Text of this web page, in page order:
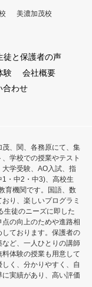
美濃加茂校
徒と保護者の声
験
会社概要
合わせ
、関、各務原にて、集
学校での授業やテスト
学受験、AO入試、指
・中2・中3)、高校生
育機関です。国語、数
り、楽しいプログラミ
生徒のニーズに即した
の向上のためや進路相
ております。保護者の
ど、一人ひとりの講師
料体験の授業も用意して
く、分かりやすく、自
実績があり、高い評価